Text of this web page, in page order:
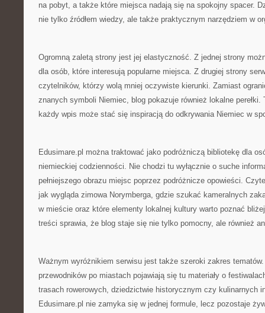
na pobyt, a także które miejsca nadają się na spokojny spacer.
nie tylko źródłem wiedzy, ale także praktycznym narzędziem w
Ogromną zaletą strony jest jej elastyczność. Z jednej strony
dla osób, które interesują popularne miejsca. Z drugiej strony
czytelników, którzy wolą mniej oczywiste kierunki. Zamiast
znanych symboli Niemiec, blog pokazuje również lokalne perełki.
każdy wpis może stać się inspiracją do odkrywania Niemiec w
Edusimare.pl można traktować jako podróżniczą bibliotekę dla
niemieckiej codzienności. Nie chodzi tu wyłącznie o suche
pełniejszego obrazu miejsc poprzez podróżnicze opowieści.
jak wygląda zimowa Norymberga, gdzie szukać kameralnych
w mieście oraz które elementy lokalnej kultury warto poznać
treści sprawia, że blog staje się nie tylko pomocny, ale również
Ważnym wyróżnikiem serwisu jest także szeroki zakres
przewodników po miastach pojawiają się tu materiały o
trasach rowerowych, dziedzictwie historycznym czy kulinarnych
Edusimare.pl nie zamyka się w jednej formule, lecz pozostaje